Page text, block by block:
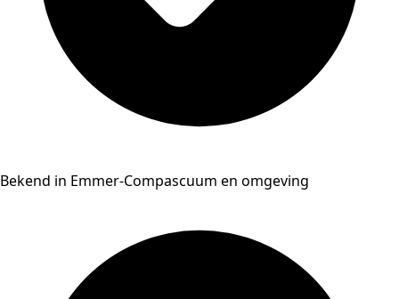
Bekend in Emmer-Compascuum en omgeving